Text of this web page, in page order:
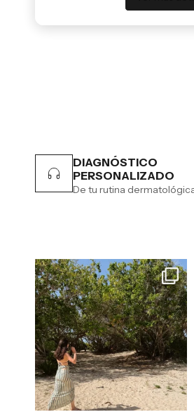
DIAGNÓSTICO
PERSONALIZADO
De tu rutina